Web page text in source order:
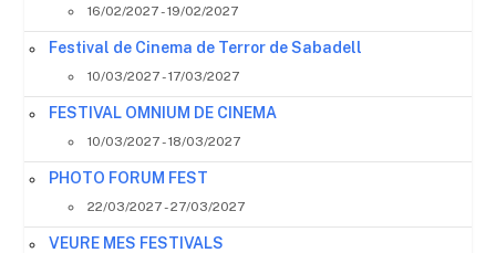
16/02/2027 - 19/02/2027
Festival de Cinema de Terror de Sabadell
10/03/2027 - 17/03/2027
FESTIVAL OMNIUM DE CINEMA
10/03/2027 - 18/03/2027
PHOTO FORUM FEST
22/03/2027 - 27/03/2027
VEURE MES FESTIVALS